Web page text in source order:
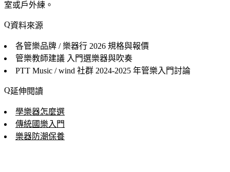
室或戶外練。
資料來源
各管樂品牌 / 樂器行 2026 規格與報價
管樂教師建議 入門選樂器與吹奏
PTT Music / wind 社群 2024-2025 年管樂入門討論
延伸閱讀
學樂器怎麼選
傳統國樂入門
樂器防潮保養